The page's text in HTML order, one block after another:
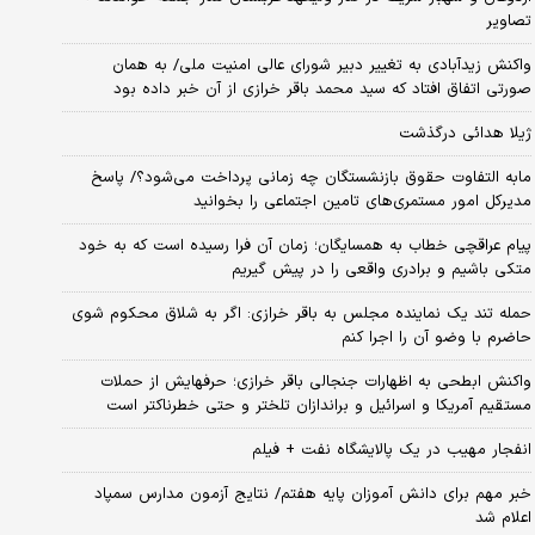
تصاویر
واکنش زیدآبادی به تغییر دبیر شورای عالی امنیت ملی/ به همان
صورتی اتفاق افتاد که سید محمد باقر خرازی از آن خبر داده بود
ژیلا هدائی درگذشت
مابه التفاوت حقوق بازنشستگان چه زمانی پرداخت می‌شود؟/ پاسخ
مدیرکل امور مستمری‌های تامین اجتماعی را بخوانید
پیام عراقچی خطاب به همسایگان؛ زمان آن فرا رسیده است که به خود
متکی باشیم و برادری واقعی را در پیش گیریم
حمله تند یک نماینده مجلس به باقر خرازی: اگر به شلاق محکوم شوی
حاضرم با وضو آن را اجرا کنم
واکنش ابطحی به اظهارات جنجالی باقر خرازی؛ حرفهایش از حملات
مستقیم آمریکا و اسرائیل و براندازان تلختر و حتی خطرناکتر است
انفجار مهیب در یک پالایشگاه نفت + فیلم
خبر مهم برای دانش آموزان پایه هفتم/ نتایج آزمون مدارس سمپاد
اعلام شد